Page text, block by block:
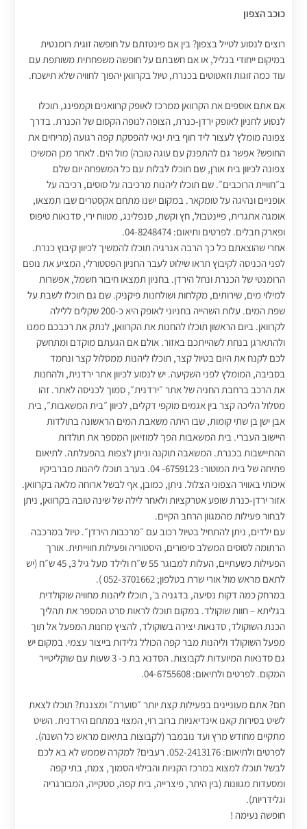
כוכב הצפון
רוצים לנסוע לטייל בצפון? בין אם פינטזתם על חופשה זוגית רומנטית
במיקום ייחודי בגליל, או אם חשבתם על חופשה משפחתית משותפת עם
עוד כמה זוגות וזאטוטים בכנרת, טיול בקרוואן יהפוך לחוויה שלא תישכח.
אם אתם אוספים את הקרוואן ממרכז לאופק קרוואנים וקמפינג, תוכלו
לנסוע לחניון לאופק ירדן-כנרת, הצופה לנופה הקסום של הכנרת. בדרך
צפונה מומלץ לעצור ליד חוף בית ינאי להפסקת קפה רגועה (מריחים את
החופש? אפשר גם להתפנק עם עוגה טובה) מול הים. לאחר מכן המשיכו
צפונה לכיוון בית אורן, שם תוכלו לבלות עם כל המשפחה יום שלם
ב״חוויית הרוכבים״. שם תוכלו ליהנות מרכיבה על סוסים, רכיבה על
אופניים ונהיגה על טומקאר. במקום ישנו מתחם אקסטרים שבו תמצאו,
אומגה אתגרית, פיינטבול, חץ וקשת, סנפלינג, מטווח ירי, סדנאות טיפוס
ופארק חבלים. לפרטים ותיאום: 04-8248474.
אחרי שהוצאתם כל כך הרבה אנרגיה תוכלו להמשיך לכיוון קיבוץ כנרת.
לפני הכניסה לקיבוץ תראו שילוט לעבר החניון הפסטורלי, המציע את נופם
הרומנטי של הכנרת ונחל הירדן. בחניון תמצאו חיבור חשמל, אפשרות
למילוי מים, שירותים, מקלחות ושולחנות פיקניק. שם גם תוכלו לשבת על
שפת המים. עלות השהייה בחניוני לאופק היא כ-200 שקלים ללילה
לקרוואן. ביום הראשון תוכלו להחנות את הקרוואן, לנתק את רכבכם ממנו
ולהתארגן בנחת לשהייתכם באזור. אולם אם הגעתם מוקדם ומתחשק
לכם לקנח את היום בטיול קצר, תוכלו ליהנות ממסלול קצר ונחמד
בסביבה, המומלץ לפני השקיעה. יש לנסוע לכיוון אתר ירדנית, ולהחנות
את הרכב ברחבת החניה של אתר ״ירדנית״, סמוך לכניסה לאתר. זהו
מסלול הליכה קצר בין אגמים מוקפי דקלים, לכיוון ״בית המשאבות״, בית
אבן ישן בן שתי קומות, שבו היתה משאבת המים הראשונה בתולדות
היישוב העברי. בית המשאבות הפך למוזיאון המספר את תולדות
ההתיישבות בכנרת. המשאבה תוקנה וניתן לצפות בהפעלתה. לתיאום
פתיחה של בית המוטור: 6759123- 04. בערב תוכלו ליהנות מברביקיו
איכותי באוויר הצפוני הצלול. ניתן, כמובן, אף לבשל ארוחה מלאה בקרוואן.
אזור ירדן-כנרת שופע אטרקציות ולאחר לילה של שינה טובה בקרוואן, ניתן
לבחור פעילות מהמגוון הרחב הקיים.
עם ילדים, ניתן להתחיל בטיול רכוב עם ״מרכבות הירדן״. טיול במרכבה
הרתומה לסוסים המשלב סיפורים, היסטוריה ופעילות חווייתית. אורך
הפעילות כשעתיים, העלות למבוגר 55 ש״ח ולילד מעל גיל 3, 45 ש״ח (יש
לתאם מראש מול אורי שרת בטלפון; 052-3701662 ).
במרחק כמה דקות נסיעה, בדגניה ב׳, תוכלו ליהנות מחוויה שוקולדית
בגליתא – חוות שוקולד. במקום תוכלו לראות סרט המספר את תהליך
הכנת השוקולד, סדנאות יצירה בשוקולד, להציץ מחנות המפעל אל תוך
מפעל השוקולד וליהנות מבר קפה הכולל גלידות בייצור עצמי. במקום יש
גם סדנאות המיועדות לקבוצות. הסדנא בת כ- 3 שעות עם שוקליטייר
המקום. לפרטים ולתיאום: 04-6755608.
חם? אתם מעוניינים בפעילות קצת יותר ״סוערת״ ומצננת? תוכלו לצאת
לשיט בסירות קאנו אינדיאניות ברוב רוי, המצוי במתחם הירדנית. השיט
מתקיים מחודש מרץ ועד נובמבר (לקבוצות בתיאום מראש כל השנה).
לפרטים ולתיאום: 052-2413176. רעבים? למקרה שממש לא בא לכם
לבשל תוכלו למצוא במרכז הקניות והבילוי הסמוך, צמח, בתי קפה
ומסעדות מגוונות (בין היתר, פיצרייה, בית קפה, סטקייה, המבורגריה
וגלידריות).
חופשה נעימה !